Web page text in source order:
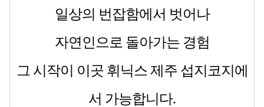
일상의 번잡함에서 벗어나
자연인으로 돌아가는 경험
그 시작이 이곳 휘닉스 제주 섭지코지에
서 가능합니다.